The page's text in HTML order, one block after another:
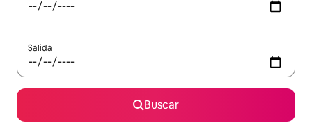
Salida
Buscar